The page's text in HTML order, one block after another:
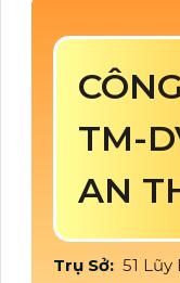
TM-
AN
Trụ Sở: 51 Lũy